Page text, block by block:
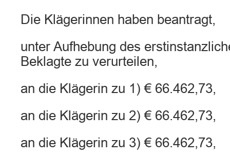
Die Klägerinnen haben beantragt,
unter Aufhebung des
Beklagte zu verurteilen,
an die Klägerin zu 1) € 66.462,73,
an die Klägerin zu 2) € 66.462,73,
an die Klägerin zu 3) € 66.462,73,